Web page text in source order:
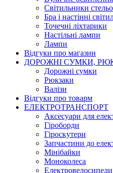
Світильники
Бра і настінні
Точечні ліхтарики
Настільні лампи
Лампи
Відгуки про магазин
ДОРОЖНІ СУМКИ,
Дорожні сумки
Рюкзаки
Валізи
Відгуки про товарм
ЕЛЕКТРОТРАНСПОРТ
Аксесуари для
Гіроборди
Гіроскутери
Запчастини до
Мінібайки
Моноколеса
Електровелосипеди